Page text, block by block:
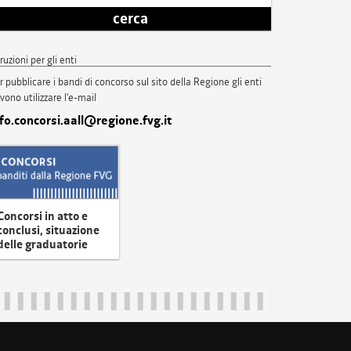
cerca
per gli enti
pubblicare i bandi di concorso sul sito della Regione gli enti
utilizzare l'e-mail
in atto e
situazione
graduatorie